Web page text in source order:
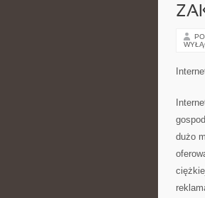
dużo